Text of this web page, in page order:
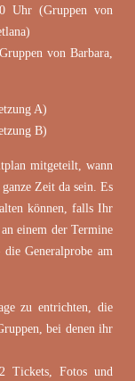
Uhr (Gruppen von
von Barbara,
A)
B)
mitgeteilt, wann
Zeit da sein. Es
können, falls Ihr
einem der Termine
Generalprobe am
zu entrichten, die
bei denen ihr
Tickets, Fotos und